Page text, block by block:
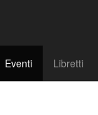
Eventi Libretti